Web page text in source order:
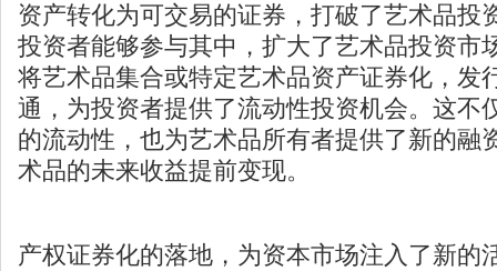
资产转化为可交易的证券，打破了艺术品投
投资者能够参与其中，扩大了艺术品投资市
将艺术品集合或特定艺术品资产证券化，发
通，为投资者提供了流动性投资机会。这不
的流动性，也为艺术品所有者提供了新的融
术品的未来收益提前变现。
产权证券化的落地，为资本市场注入了新的